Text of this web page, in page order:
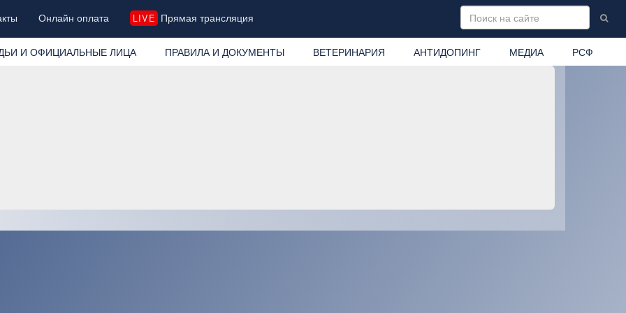
Онлайн оплата LIVE Прямая трансляция
И ОФИЦИАЛЬНЫЕ ЛИЦА ПРАВИЛА И ДОКУМЕНТЫ ВЕТЕРИНАРИЯ АНТИДОПИНГ МЕДИА РСФ